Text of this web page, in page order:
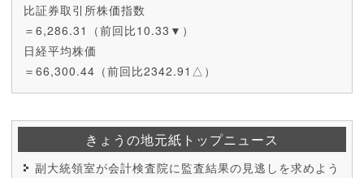
比証券取引所株価指数
＝6,286.31（前回比10.33▼）
日経平均株価
＝66,300.44（前回比2342.91△）
きょうの地元紙トップニュース
副大統領室が会計検査院に監査結果の見逃しを求めよう